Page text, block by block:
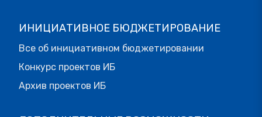
ИНИЦИАТИВНОЕ БЮДЖЕТИРОВАНИЕ
Все об инициативном бюджетировании
Конкурс проектов ИБ
Архив проектов ИБ